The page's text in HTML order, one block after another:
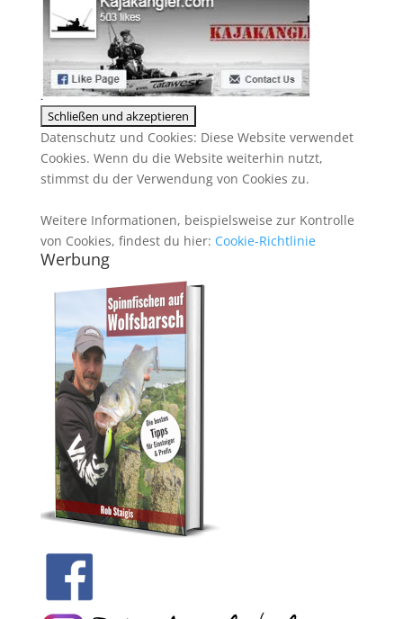
Datenschutz und Cookies: Diese Website verwendet
Cookies. Wenn du die Website weiterhin nutzt,
stimmst du der Verwendung von Cookies zu.
Weitere Informationen, beispielsweise zur Kontrolle
von Cookies, findest du hier: Cookie-Richtlinie
Werbung